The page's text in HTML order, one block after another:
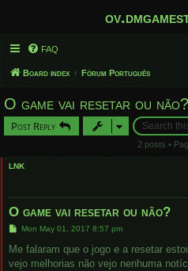
FAQ
Board index Fórum Português
O game vai resetar ou não?
Post Reply
2 posts •
LNK
O game vai resetar ou não?
P
s
Mon May 01, 2017 8:57 pm
Me falaram que o jogo e a resetar
vejo melhorias não vejo nenhuma